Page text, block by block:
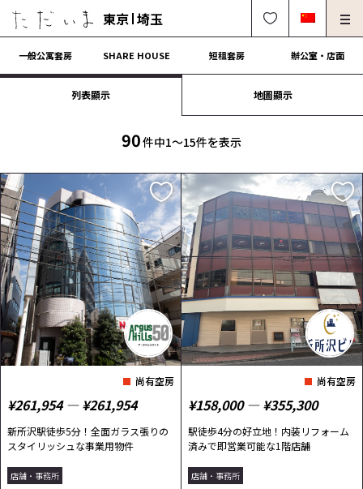
東京 埼玉
中文可 English OK 0120-249-900
房東、物件管理請進
法人契約租屋請進
簽約流程
營運會社
一般公寓套房 SHARE HOUSE 短租套房 辦公室・店面
列表顯示 地圖顯示
90件中1〜15件を表示
尚有空房
¥261,954 ― ¥261,954
新所沢駅徒歩5分！全面ガラス張りの
スタイリッシュな事業用物件
店舗・事務所
尚有空房
¥158,000 ― ¥355,300
駅徒歩4分の好立地！内装リフォーム
済みで即営業可能な1階店舗
店舗・事務所